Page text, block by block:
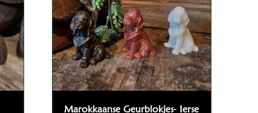
Marokkaanse Geurblokjes- Ierse